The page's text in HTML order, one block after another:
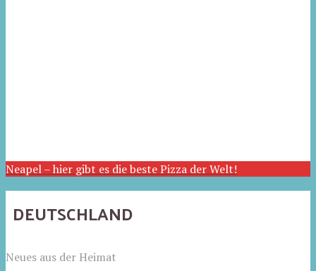
Neapel – hier gibt es die beste Pizza der Welt!
DEUTSCHLAND
Neues aus der Heimat